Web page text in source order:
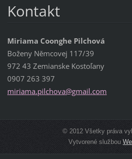
Kontakt
Miriama Coonghe Pilchová
Boženy Němcovej 117/39
972 43 Zemianske Kostoľany
0907 263 397
miriama.pilchova@gmail.com
© 2012 Všetky práva
Vytvorené službou